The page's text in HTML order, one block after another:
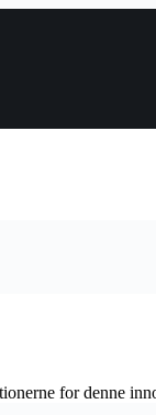
for denne